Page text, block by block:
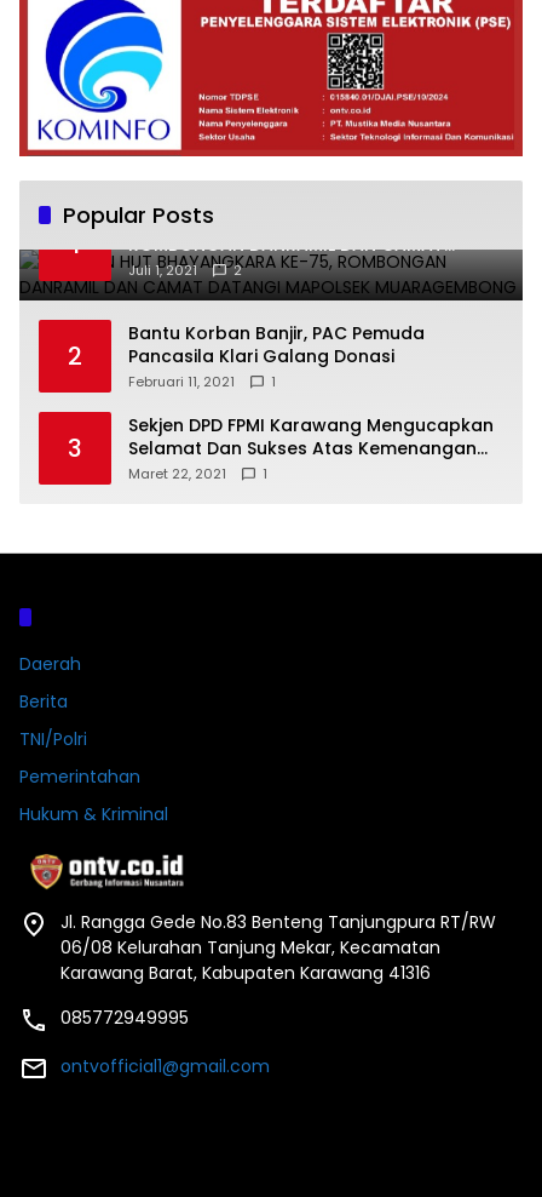
Popular Posts
1
UCAPKAN HUT BHAYANGKARA KE-75,
ROMBONGAN DANRAMIL DAN CAMAT
DATANGI MAPOLSEK MUARAGEMBONG
Juli 1, 2021 2
2
Bantu Korban Banjir, PAC Pemuda
Pancasila Klari Galang Donasi
Februari 11, 2021 1
3
Sekjen DPD FPMI Karawang Mengucapkan
Selamat Dan Sukses Atas Kemenangan
Calon Kades Dayeuhluhur H.Sapin
Maret 22, 2021 1
Daerah
Berita
TNI/Polri
Pemerintahan
Hukum & Kriminal
Jl. Rangga Gede No.83 Benteng Tanjungpura RT/RW
06/08 Kelurahan Tanjung Mekar, Kecamatan
Karawang Barat, Kabupaten Karawang 41316
085772949995
ontvofficial1@gmail.com